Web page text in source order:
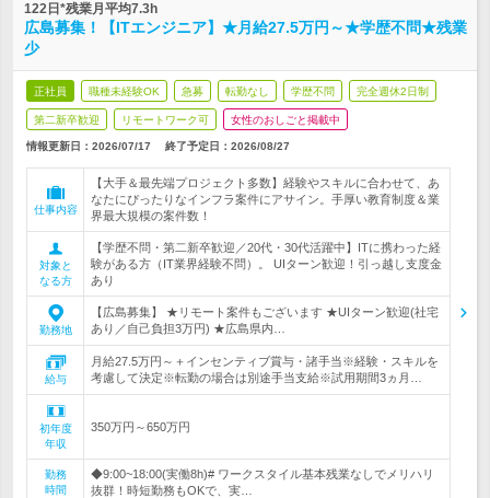
122日*残業月平均7.3h
広島募集！【ITエンジニア】★月給27.5万円～★学歴不問★残業
少
正社員 職種未経験OK 急募 転勤なし 学歴不問 完全週休2日制
第二新卒歓迎 リモートワーク可 女性のおしごと掲載中
情報更新日：2026/07/17 終了予定日： 2026/08/27
仕事内容
【大手＆最先端プロジェクト多数】経験やスキルに合わせて、あ
なたにぴったりなインフラ案件にアサイン。手厚い教育制度＆業
界最大規模の案件数！
対象と
なる方
【学歴不問・第二新卒歓迎／20代・30代活躍中】ITに携わった経
験がある方（IT業界経験不問）。 UIターン歓迎！引っ越し支度金
あり
勤務地
【広島募集】 ★リモート案件もございます ★UIターン歓迎(社宅
あり／自己負担3万円) ★広島県内…
給与
月給27.5万円～＋インセンティブ賞与・諸手当※経験・スキルを
考慮して決定※転勤の場合は別途手当支給※試用期間3ヵ月…
初年度
年収
350万円～650万円
勤務
時間
◆9:00~18:00(実働8h)# ワークスタイル基本残業なしでメリハリ
抜群！時短勤務もOKで、実…